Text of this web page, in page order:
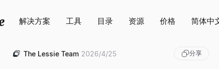
解决方案 工具 目录 资源 价格 简体中
The Lessie Team 2026/4/25 分享